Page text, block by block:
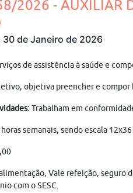
2026 - AUXILIAR
30 de Janeiro de 2026
de assistência à saúde e
objetiva preencher e
Trabalham em
horas semanais, sendo escala
Vale refeição, seguro
com o SESC.